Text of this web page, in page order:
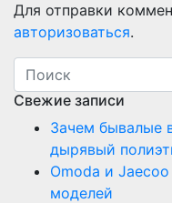
Для отправки
авторизоваться.
Свежие записи
Зачем бывалые
дырявый
Оmoda и
моделей